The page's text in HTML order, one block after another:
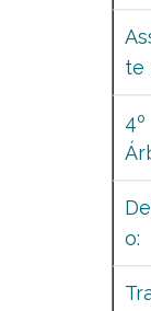
te
4º
o: